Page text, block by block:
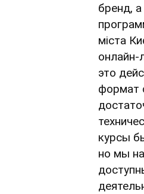
бренд,
міста
онлайн-
это
формат
курсы
но мы